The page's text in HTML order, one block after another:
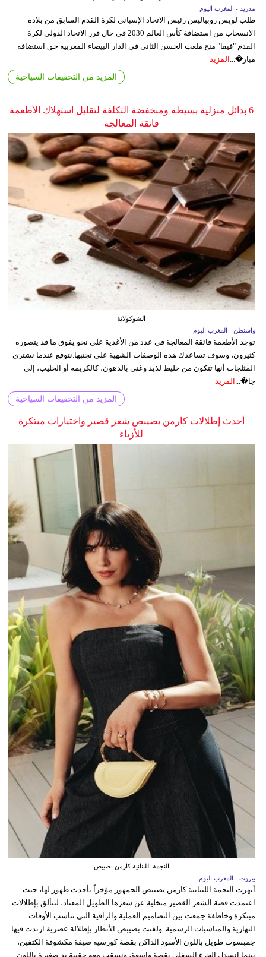
مدريد - المغرب اليوم
طلب لويس روبياليس رئيس الاتحاد الإسباني لكرة القدم السابق من بلاده
الانسحاب من استضافة كأس العالم 2030 في حال قرر الاتحاد الدولي لكرة
القدم "فيفا" منح ملعب الحسن الثاني في الدار البيضاء المغربية حق استضافة
مبار�...
المزيد
المزيد من التحقيقات السياحية
6 بدائل منزلية بسيطة ومنخفضة التكلفة لتقليل استهلاك الأطعمة
فائقة المعالجة
الشوكولاتة
واشنطن - المغرب اليوم
توجد الأطعمة فائقة المعالجة في عدد من الأغذية على نحو يفوق ما قد يتصوره
كثيرون، وسوف تساعدك هذه الوصفات الشهية على تجنبها.نتوقع عندما نشتري
المثلجات أنها تتكون من خليط لذيذ وغني بالدهون، كالكريمة أو الحليب، إلى
جا�... المزيد
المزيد من التحقيقات السياحية
أحدث إطلالات كارمن بصيبص شعر قصير واختيارات مبتكرة
للأزياء
النجمة اللبنانية كارمن بصيبص
بيروت - المغرب اليوم
أبهرت النجمة اللبنانية كارمن بصيبص الجمهور مؤخراً بأحدث ظهور لها، حيث
اعتمدت قصة الشعر القصير متخلية عن شعرها الطويل المعتاد، لتتألق بإطلالات
مبتكرة وخاطفة جمعت بين التصاميم العملية والراقية التي تناسب الأوقات
النهارية والمناسبات الرسمية. ولفتت بصيبص الأنظار بإطلالة عصرية ارتدت فيها
جمبسوت طويل باللون الأسود الداكن بقصة كورسيه ضيقة مكشوفة الكتفين،
بينما انسدل الجزء السفلي بقصة واسعة، ونسقت معه حقيبة يد صغيرة باللون